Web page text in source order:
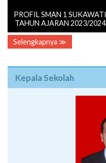
PROFIL SMAN 1 SUKAWATI
TAHUN AJARAN 2023/2024
Selengkapnya ≫
Kepala Sekolah